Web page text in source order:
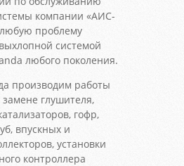
компании «АИС-
проблему
системой
любого поколения.
производим работы
глушителя,
гофр,
впускных и
установки
контроллера